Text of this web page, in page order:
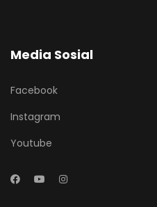
Media Sosial
Facebook
Instagram
Youtube